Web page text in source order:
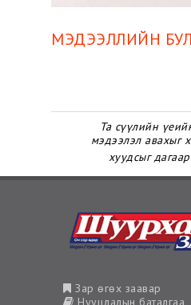
МЭДЭЭЛЛИЙН
Та сүүлийн
мэдээлэл авахыг
хуудсыг
Зар өгөх заавар
Нууцлалын баталгаа